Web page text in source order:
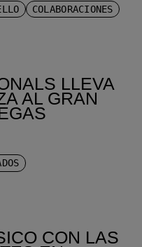
COLABORACIONES
LLEVA
AL GRAN
CON LAS